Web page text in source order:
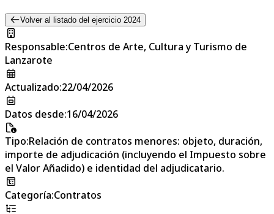
Volver al listado del ejercicio 2024
Responsable:Centros de Arte, Cultura y Turismo de
Lanzarote
Actualizado:22/04/2026
Datos desde:16/04/2026
Tipo:Relación de contratos menores: objeto, duración,
importe de adjudicación (incluyendo el Impuesto sobre
el Valor Añadido) e identidad del adjudicatario.
Categoría:Contratos